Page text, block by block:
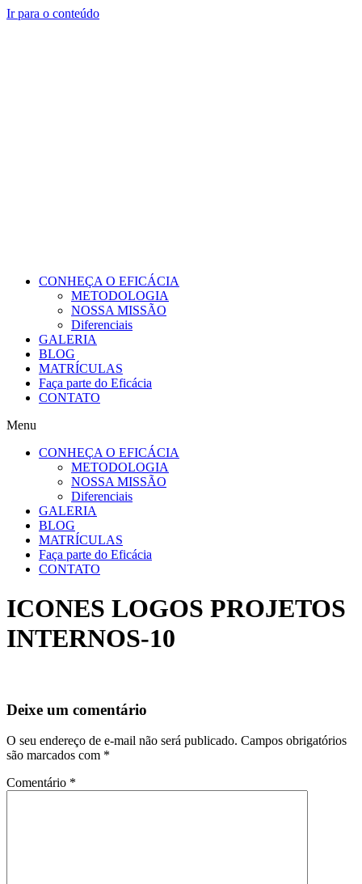
Ir para o conteúdo
CONHEÇA O EFICÁCIA
METODOLOGIA
NOSSA MISSÃO
Diferenciais
GALERIA
BLOG
MATRÍCULAS
Faça parte do Eficácia
CONTATO
Menu
CONHEÇA O EFICÁCIA
METODOLOGIA
NOSSA MISSÃO
Diferenciais
GALERIA
BLOG
MATRÍCULAS
Faça parte do Eficácia
CONTATO
ICONES LOGOS PROJETOS
INTERNOS-10
Deixe um comentário
O seu endereço de e-mail não será publicado. Campos obrigatórios
são marcados com *
Comentário *